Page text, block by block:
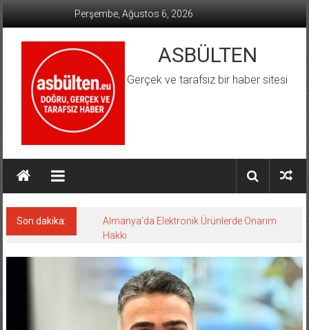
Perşembe, Ağustos 6, 2026
ASBÜLTEN
Gerçek ve tarafsız bir haber sitesi
Son dakika:
Almanya’da Elektronik Ürünlerde Onarım
Hakkı